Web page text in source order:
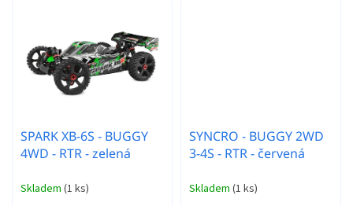
SPARK XB-6S - BUGGY
4WD - RTR - zelená
Skladem (1 ks)
SYNCRO - BUGGY 2WD
3-4S - RTR - červená
Skladem (1 ks)